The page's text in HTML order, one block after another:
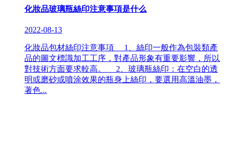
化妝品玻璃瓶絲印注意事項是什么
2022-08-13
化妝品包材絲印注意事項 1、絲印一般作為包裝類產
品的圖文標識加工工序，對產品形象有重要影響，所以
對技術方面要求較高。 2、玻璃瓶絲印：在空白的透
明或磨砂或噴涂效果的瓶身上絲印，要選用高溫油墨，
著色...